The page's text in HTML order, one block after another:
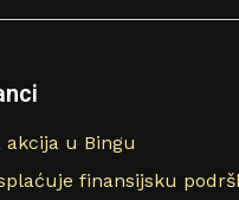
akcija u Bingu
finansijsku